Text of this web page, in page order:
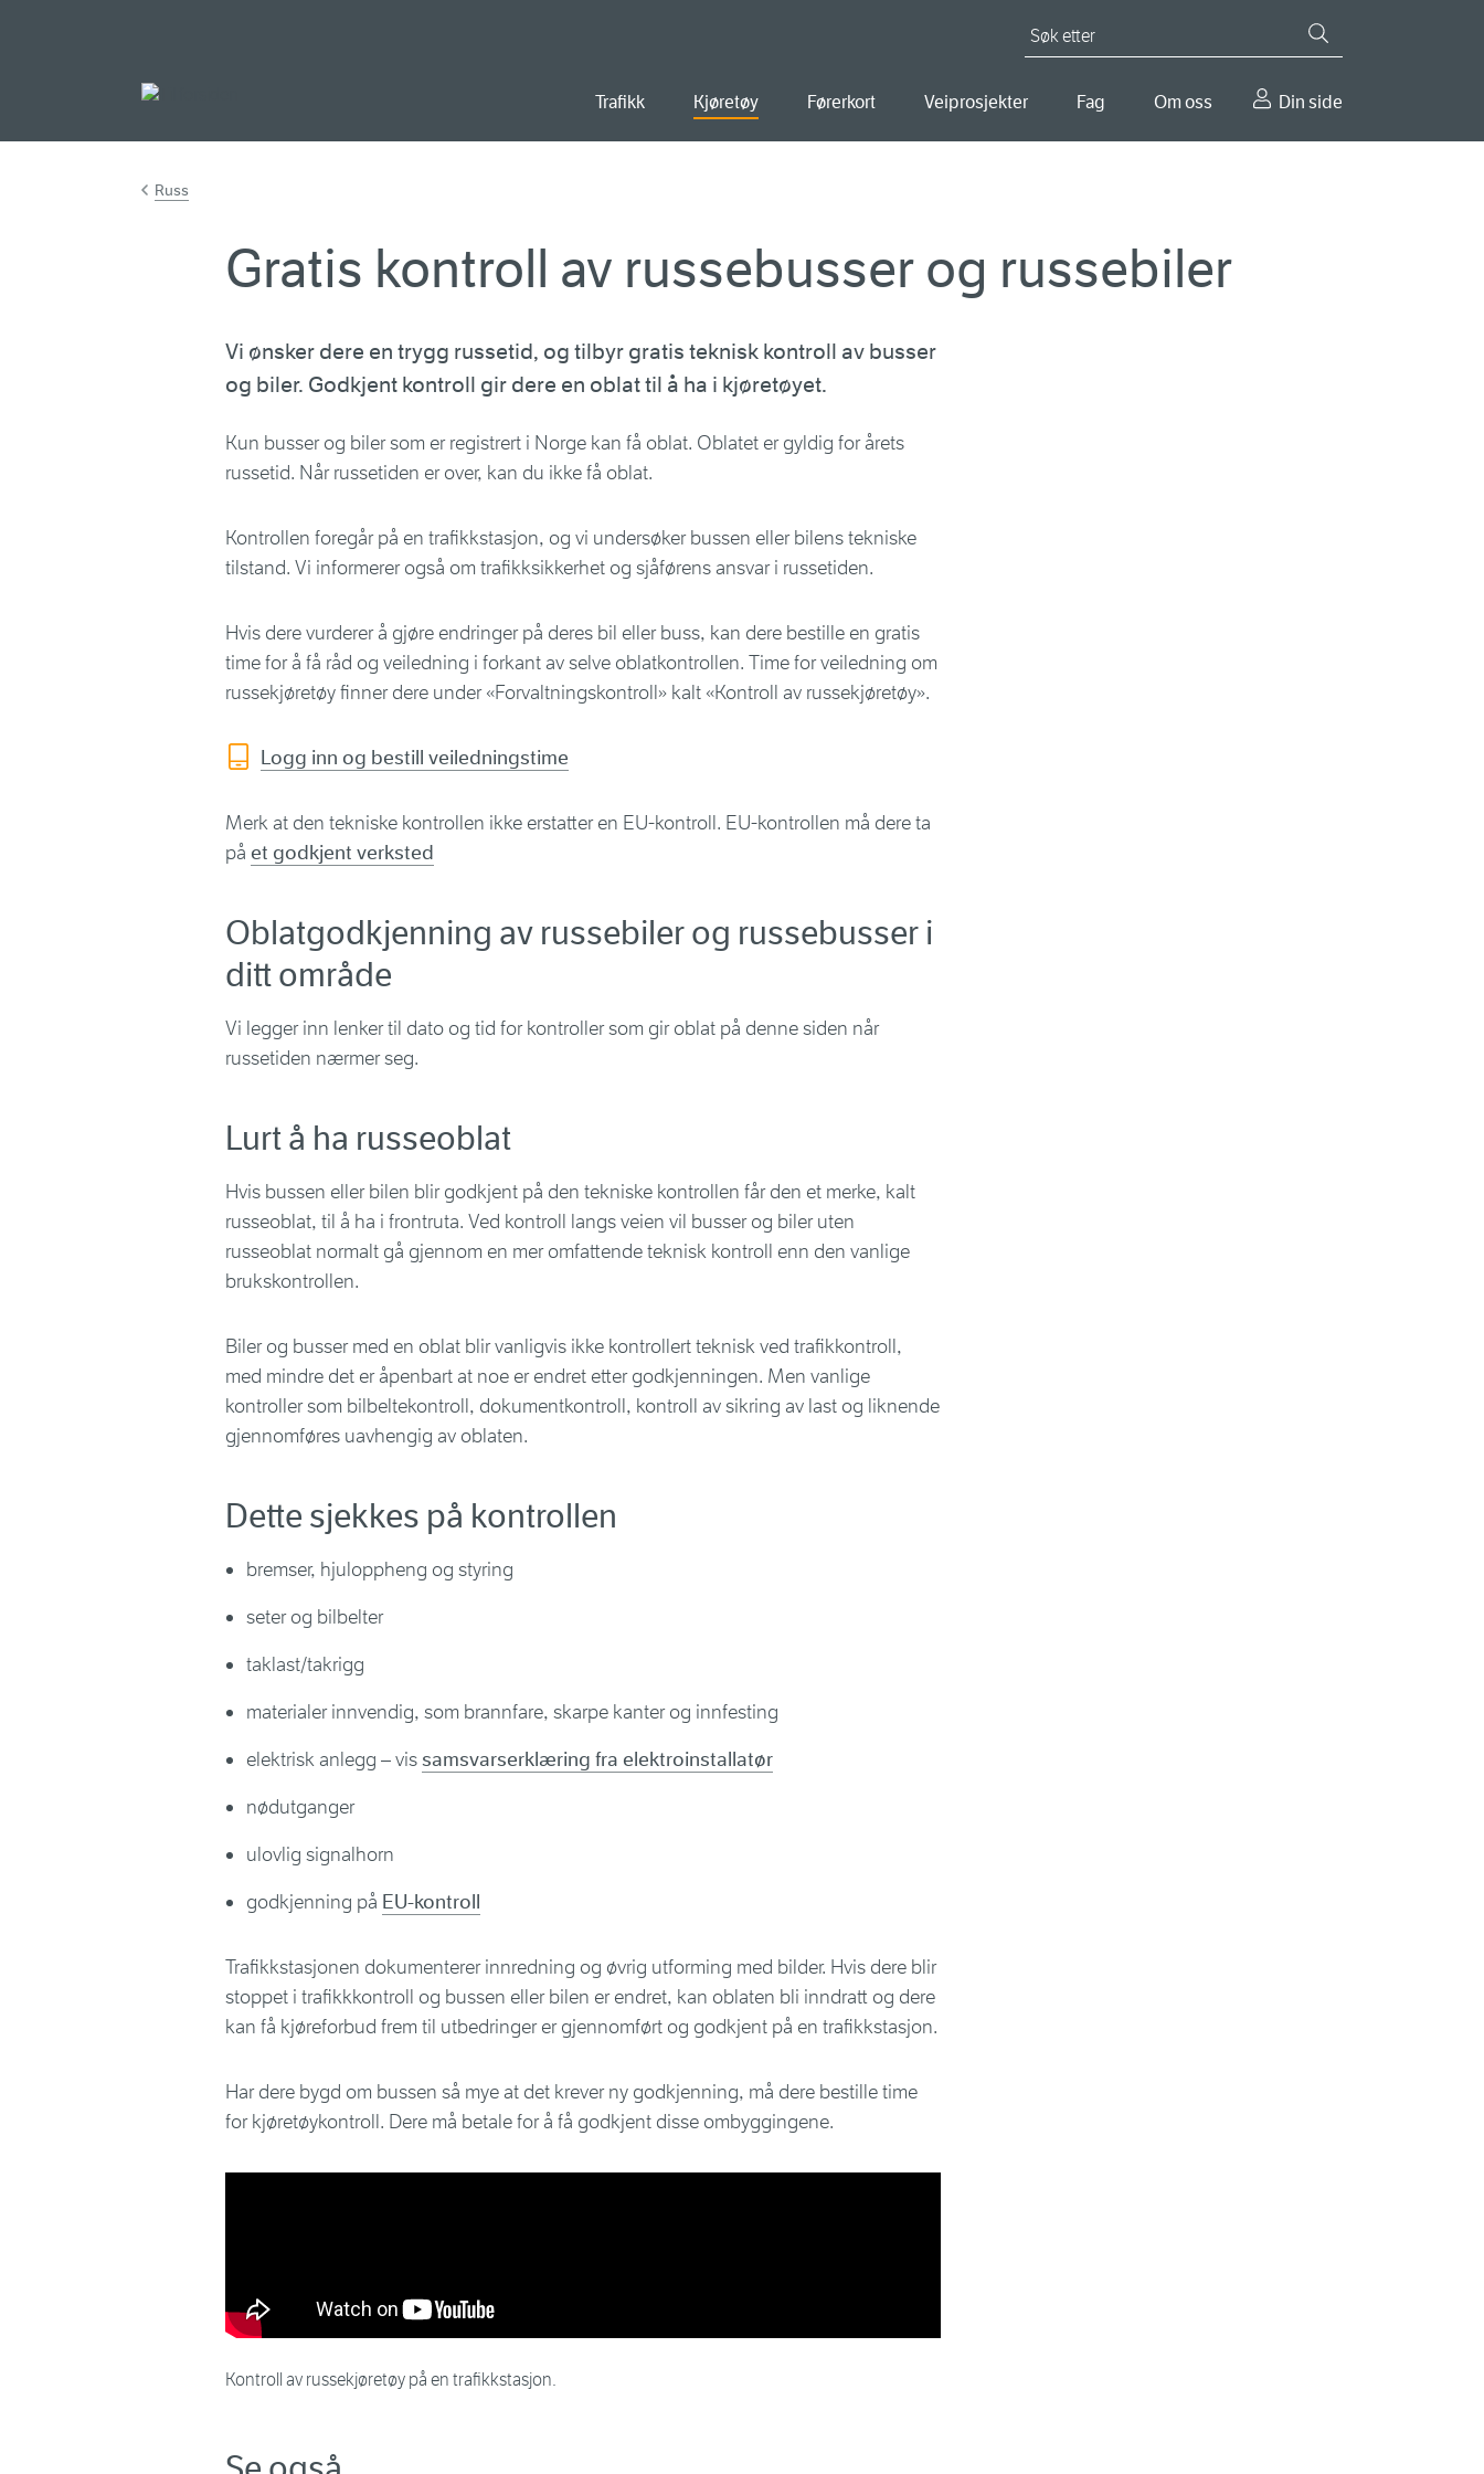
Trafikk Kjøretøy Førerkort Veiprosjekter Fag Om oss Din side
Russ
Gratis kontroll av russebusser og russebiler
Vi ønsker dere en trygg russetid, og tilbyr gratis teknisk kontroll av busser
og biler. Godkjent kontroll gir dere en oblat til å ha i kjøretøyet.
Kun busser og biler som er registrert i Norge kan få oblat. Oblatet er gyldig for årets
russetid. Når russetiden er over, kan du ikke få oblat.
Kontrollen foregår på en trafikkstasjon, og vi undersøker bussen eller bilens tekniske
tilstand. Vi informerer også om trafikksikkerhet og sjåførens ansvar i russetiden.
Hvis dere vurderer å gjøre endringer på deres bil eller buss, kan dere bestille en gratis
time for å få råd og veiledning i forkant av selve oblatkontrollen. Time for veiledning om
russekjøretøy finner dere under «Forvaltningskontroll» kalt «Kontroll av russekjøretøy».
Logg inn og bestill veiledningstime
Merk at den tekniske kontrollen ikke erstatter en EU-kontroll. EU-kontrollen må dere ta
på et godkjent verksted
Oblatgodkjenning av russebiler og russebusser i
ditt område
Vi legger inn lenker til dato og tid for kontroller som gir oblat på denne siden når
russetiden nærmer seg.
Lurt å ha russeoblat
Hvis bussen eller bilen blir godkjent på den tekniske kontrollen får den et merke, kalt
russeoblat, til å ha i frontruta. Ved kontroll langs veien vil busser og biler uten
russeoblat normalt gå gjennom en mer omfattende teknisk kontroll enn den vanlige
brukskontrollen.
Biler og busser med en oblat blir vanligvis ikke kontrollert teknisk ved trafikkontroll,
med mindre det er åpenbart at noe er endret etter godkjenningen. Men vanlige
kontroller som bilbeltekontroll, dokumentkontroll, kontroll av sikring av last og liknende
gjennomføres uavhengig av oblaten.
Dette sjekkes på kontrollen
bremser, hjuloppheng og styring
seter og bilbelter
taklast/takrigg
materialer innvendig, som brannfare, skarpe kanter og innfesting
elektrisk anlegg – vissamsvarserklæring fra elektroinstallatør
nødutganger
ulovlig signalhorn
godkjenning på EU-kontroll
Trafikkstasjonen dokumenterer innredning og øvrig utforming med bilder. Hvis dere blir
stoppet i trafikkkontroll og bussen eller bilen er endret, kan oblaten bli inndratt og dere
kan få kjøreforbud frem til utbedringer er gjennomført og godkjent på en trafikkstasjon.
Har dere bygd om bussen så mye at det krever ny godkjenning, må dere bestille time
for kjøretøykontroll. Dere må betale for å få godkjent disse ombyggingene.
Kontroll av russekjøretøy på en trafikkstasjon.